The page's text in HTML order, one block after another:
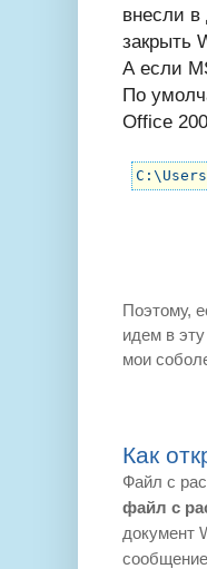
внесли в
закрыть
А если
По
Office
Поэтому,
идем в
мои
Как
Файл с
файл с
документ